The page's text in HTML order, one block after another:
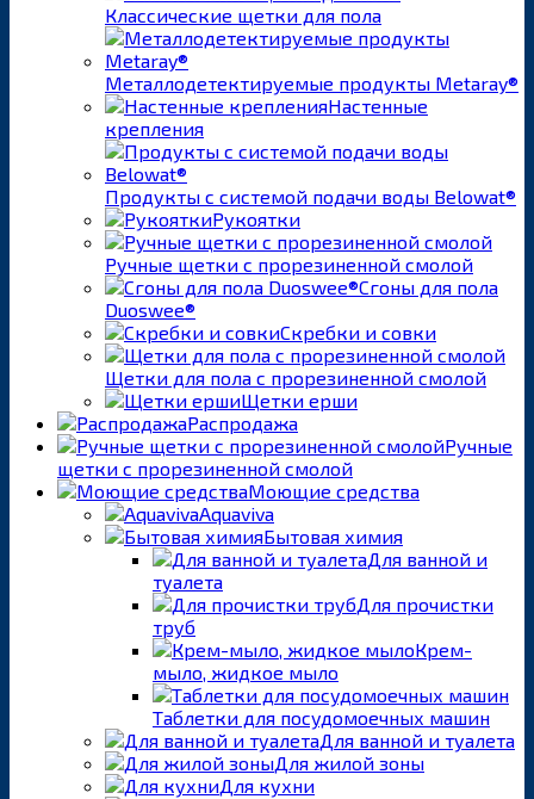
Классические щетки для пола
Металлодетектируемые продукты Metaray®
Настенные
крепления
Продукты с системой подачи воды Belowat®
Рукоятки
Ручные щетки с прорезиненной смолой
Сгоны для пола
Duoswee®
Скребки и совки
Щетки для пола с прорезиненной смолой
Щетки ерши
Распродажа
Ручные
щетки с прорезиненной смолой
Моющие средства
Aquaviva
Бытовая химия
Для ванной и
туалета
Для прочистки
труб
Крем-
мыло, жидкое мыло
Таблетки для посудомоечных машин
Для ванной и туалета
Для жилой зоны
Для кухни